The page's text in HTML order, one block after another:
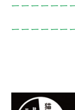
ーーーーーー
ーーーーーー